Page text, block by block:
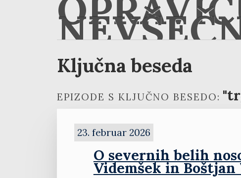
Ključna beseda
EPIZODE S KLJUČNO BESEDO:
23. februar 2026
O severnih belih
Videmšek in